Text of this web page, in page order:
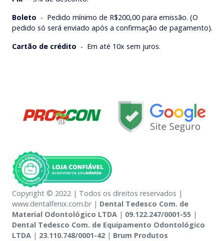
Boleto - Pedido mínimo de R$200,00 para emissão. (O
pedido só será enviado após a confirmação de pagamento).
Cartão de crédito - Em até 10x sem juros.
Copyright © 2022 | Todos os direitos reservados |
www.dentalfenix.com.br | Dental Tedesco Com. de
Material Odontológico LTDA | 09.122.247/0001-55 |
Dental Tedesco Com. de Equipamento Odontológico
LTDA | 23.110.748/0001-42 | Brum Produtos